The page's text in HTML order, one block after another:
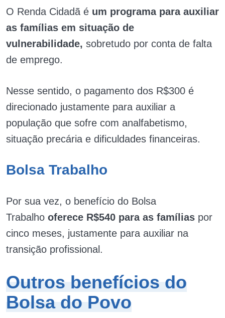
O Renda Cidadã é um programa para auxiliar
as famílias em situação de
vulnerabilidade, sobretudo por conta de falta
de emprego.
Nesse sentido, o pagamento dos R$300 é
direcionado justamente para auxiliar a
população que sofre com analfabetismo,
situação precária e dificuldades financeiras.
Bolsa Trabalho
Por sua vez, o benefício do Bolsa
Trabalho oferece R$540 para as famílias por
cinco meses, justamente para auxiliar na
transição profissional.
Outros benefícios do
Bolsa do Povo